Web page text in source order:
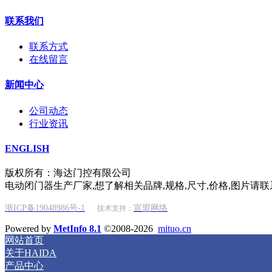
联系我们
联系方式
在线留言
新闻中心
公司动态
行业资讯
ENGLISH
版权所有：海达门控有限公司
电动闭门器生产厂家,想了解相关品牌,规格,尺寸,价格,图片请联
浙ICP备19048986号-1 技术支持： 宣盟网络
Powered by MetInfo 8.1 ©2008-2026 mituo.cn
网站首页
关于HAIDA
产品中心